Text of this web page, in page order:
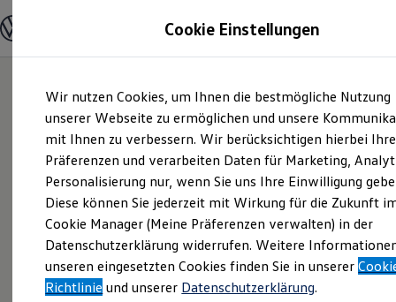
Hauptinhalt
springen
Footer
springen
Modelle und Konfigurator
Modelle vergleichen
Elektroautos
ENERGY Sondermodelle
Nutzfahrzeuge
SUV und CUV
Familienautos
Kombis
Kompaktwagen
Sportwagen
Schnell verfügbare Fahrzeuge
Angebote und Produkte
Aktuelle Angebote
E-Auto-Förderung
Volkswagen Marktplatz
Cookie Einstellungen
Wir nutzen Cookies, um Ihnen die bestmögliche Nutzung
unserer Webseite zu ermöglichen und unsere
mit Ihnen zu verbessern. Wir berücksichtigen hierbei Ihre
Präferenzen und verarbeiten Daten für Marketing,
Personalisierung nur, wenn Sie uns Ihre Einwilligung
Diese können Sie jederzeit mit Wirkung für die Zukunft
Cookie Manager (Meine Präferenzen verwalten) in der
Datenschutzerklärung widerrufen. Weitere
unseren eingesetzten Cookies finden Sie in unserer
Richtlinie und unserer Datenschutzerklärung.